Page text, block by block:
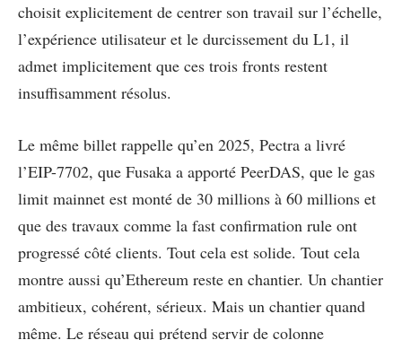
choisit explicitement de centrer son travail sur l’échelle,
l’expérience utilisateur et le durcissement du L1, il
admet implicitement que ces trois fronts restent
insuffisamment résolus.
Le même billet rappelle qu’en 2025, Pectra a livré
l’EIP-7702, que Fusaka a apporté PeerDAS, que le gas
limit mainnet est monté de 30 millions à 60 millions et
que des travaux comme la fast confirmation rule ont
progressé côté clients. Tout cela est solide. Tout cela
montre aussi qu’Ethereum reste en chantier. Un chantier
ambitieux, cohérent, sérieux. Mais un chantier quand
même. Le réseau qui prétend servir de colonne